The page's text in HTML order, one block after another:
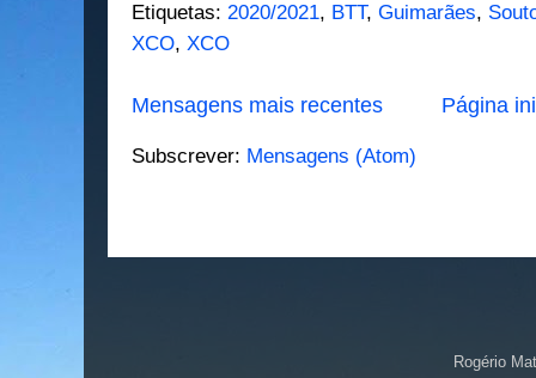
Etiquetas: 2020/2021, BTT, Guimarães,
XCO, XCO
Mensagens mais recentes Página
Subscrever: Mensagens (Atom)
Rogério